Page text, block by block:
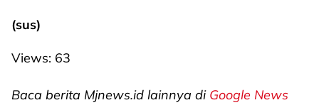
(sus)
Views: 63
Baca berita Mjnews.id lainnya di Google News